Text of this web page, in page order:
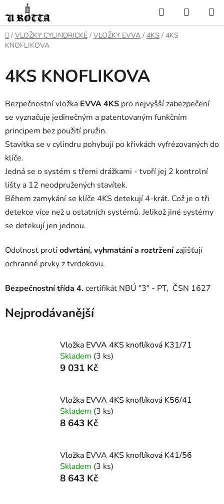
na
obsah
Hledat
KOŠÍK
DOMŮ
/ VLOŽKY CYLINDRICKÉ / VLOŽKY EVVA / 4KS / 4KS
KNOFLIKOVA
4KS KNOFLIKOVA
Bezpečnostní vložka EVVA 4KS pro nejvyšší zabezpečení
se vyznačuje jedinečným a patentovaným funkčním
principem bez použití pružin.
Stavítka se v cylindru pohybují po křivkách vyfrézovaných do
klíče.
Jedná se o systém s třemi drážkami - tvoří jej 2 kontrolní
lišty a 12 neodpružených stavítek.
Během zamykání se klíče 4KS detekují 4-krát. Což je o tři
detekce více než u ostatních systémů. Jelikož jiné systémy
se detekují jen jednou.
Odolnost proti odvrtání, vyhmatání a roztrženízajišťují
ochranné prvky z tvrdokovu.
Bezpečnostní třída 4. certifikát NBÚ "3" - PT, ČSN 1627
Nejprodávanější
Vložka EVVA 4KS knoflíková K31/71
Skladem (3 ks)
9 031 Kč
Vložka EVVA 4KS knoflíková K56/41
Skladem (3 ks)
8 643 Kč
Vložka EVVA 4KS knoflíková K41/56
Skladem (3 ks)
8 643 Kč